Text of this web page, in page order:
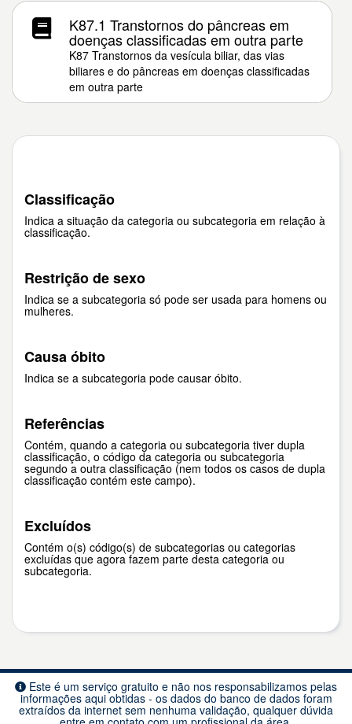
K87.1 Transtornos do pâncreas em
doenças classificadas em outra parte
K87 Transtornos da vesícula biliar, das vias
biliares e do pâncreas em doenças classificadas
em outra parte
Classificação
Indica a situação da categoria ou subcategoria em relação à
classificação.
Restrição de sexo
Indica se a subcategoria só pode ser usada para homens ou
mulheres.
Causa óbito
Indica se a subcategoria pode causar óbito.
Referências
Contém, quando a categoria ou subcategoria tiver dupla
classificação, o código da categoria ou subcategoria
segundo a outra classificação (nem todos os casos de dupla
classificação contém este campo).
Excluídos
Contém o(s) código(s) de subcategorias ou categorias
excluídas que agora fazem parte desta categoria ou
subcategoria.
Este é um serviço gratuito e não nos responsabilizamos pelas
informações aqui obtidas - os dados do banco de dados foram
extraídos da internet sem nenhuma validação, qualquer dúvida